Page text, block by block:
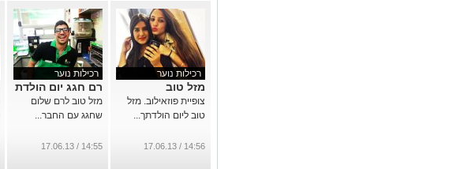
רכילות נוער
מזל טוב
צופיית פוזאילוב. מזל
טוב ליום הולדתך...
14:56 / 17.06.13
רכילות נוער
רם חגג יום הולדת
מזל טוב לרם שלום
שחגג עם החבר...
14:55 / 17.06.13